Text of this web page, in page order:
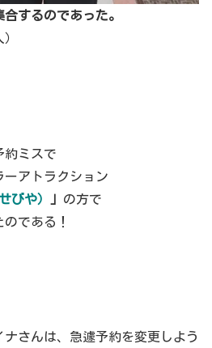
するのであった。
約ミスで
ーアトラクション
びや）
の方で
である！
さんは、急遽予約を変更しよう